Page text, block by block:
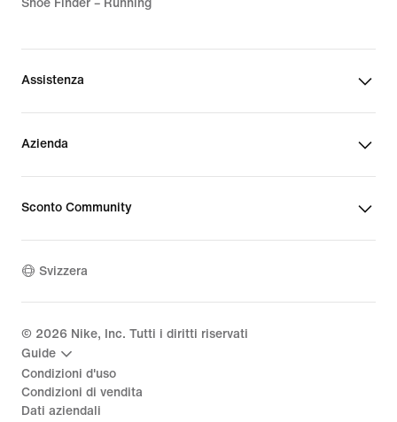
Shoe Finder – Running
Assistenza
Azienda
Sconto Community
Svizzera
© 2026 Nike, Inc. Tutti i diritti riservati
Guide
Condizioni d'uso
Condizioni di vendita
Dati aziendali